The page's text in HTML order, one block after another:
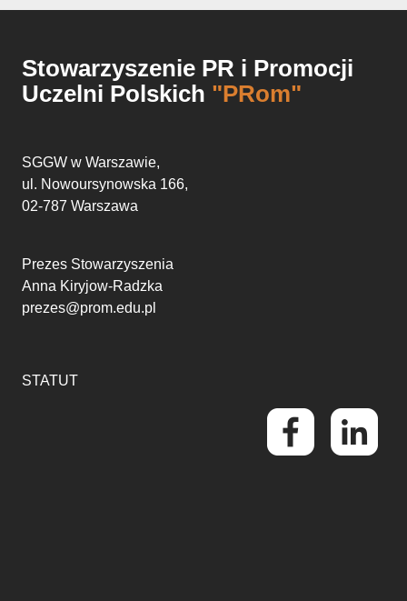
Stowarzyszenie PR i Promocji
Uczelni Polskich "PRom"
SGGW w Warszawie,
ul. Nowoursynowska 166,
02-787 Warszawa
Prezes Stowarzyszenia
Anna Kiryjow-Radzka
prezes@prom.edu.pl
STATUT